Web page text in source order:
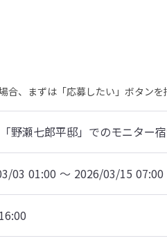
、まずは「応募したい」ボタンを
野瀬七郎平邸」でのモニター
03 01:00 〜 2026/03/15 07:00